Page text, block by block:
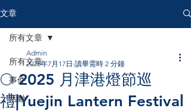
文章
所有文章
事件
活動
所有文章
🌕 2025 月津港燈節巡
禮|Yuejin Lantern Festival
Admin
2025年7月17日 讀畢需時 2 分鐘